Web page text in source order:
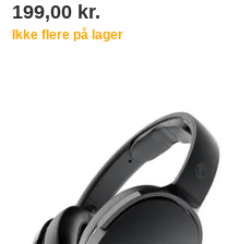
199,00 kr.
Ikke flere på lager